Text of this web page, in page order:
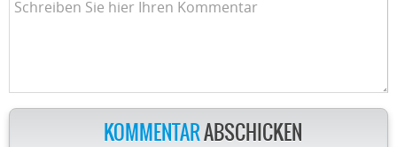
KOMMENTARABSCHICKEN